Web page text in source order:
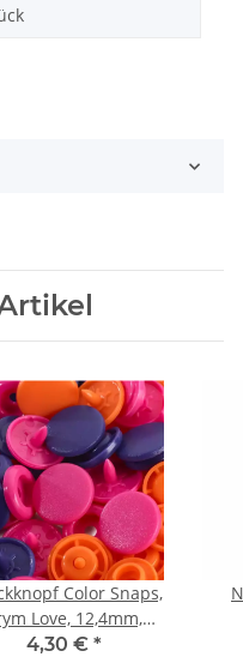
Color Snaps,
Love, 12,4mm,
orange/pink/violett
4,30 € *